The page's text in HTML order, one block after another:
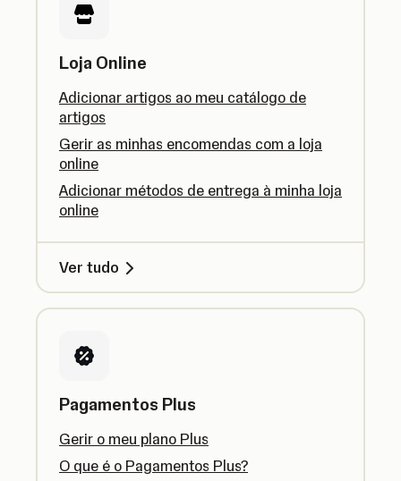
Loja Online
Adicionar artigos ao meu catálogo de
artigos
Gerir as minhas encomendas com a loja
online
Adicionar métodos de entrega à minha loja
online
Ver tudo
Pagamentos Plus
Gerir o meu plano Plus
O que é o Pagamentos Plus?